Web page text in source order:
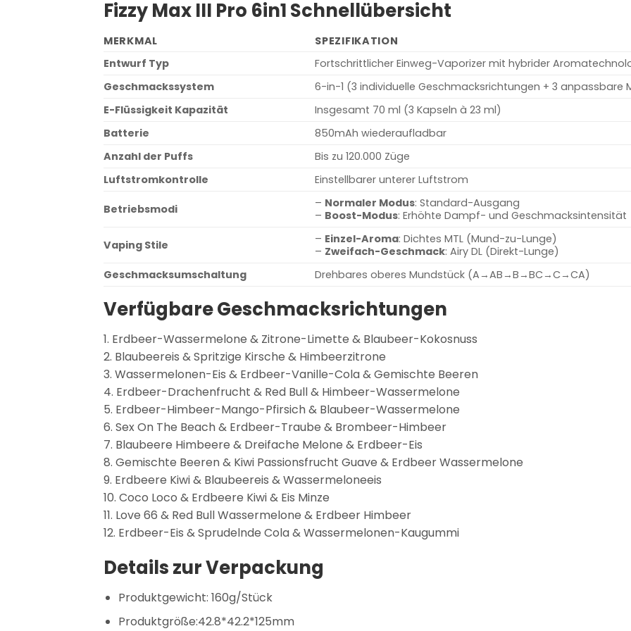
Fizzy Max III Pro 6in1 Schnellübersicht
MERKMAL
SPEZIFIKATION
Entwurf Typ
Fortschrittlicher Einweg-Vaporizer mit hybrider
Geschmackssystem
6-in-1 (3 individuelle Geschmacksrichtungen + 3 anpassbare
E-Flüssigkeit Kapazität
Insgesamt 70 ml (3 Kapseln à 23 ml)
Batterie
850mAh wiederaufladbar
Anzahl der Puffs
Bis zu 120.000 Züge
Luftstromkontrolle
Einstellbarer unterer Luftstrom
Betriebsmodi – Normaler Modus: Standard-Ausgang
– Boost-Modus: Erhöhte Dampf- und Geschmacksintensität
Vaping Stile – Einzel-Aroma: Dichtes MTL (Mund-zu-Lunge)
– Zweifach-Geschmack: Airy DL (Direkt-Lunge)
Geschmacksumschaltung
Drehbares oberes Mundstück (A→AB→B→BC→C→CA)
Verfügbare Geschmacksrichtungen
1. Erdbeer-Wassermelone & Zitrone-Limette & Blaubeer-Kokosnuss
2. Blaubeereis & Spritzige Kirsche & Himbeerzitrone
3. Wassermelonen-Eis & Erdbeer-Vanille-Cola & Gemischte Beeren
4. Erdbeer-Drachenfrucht & Red Bull & Himbeer-Wassermelone
5. Erdbeer-Himbeer-Mango-Pfirsich & Blaubeer-Wassermelone
6. Sex On The Beach & Erdbeer-Traube & Brombeer-Himbeer
7. Blaubeere Himbeere & Dreifache Melone & Erdbeer-Eis
8. Gemischte Beeren & Kiwi Passionsfrucht Guave & Erdbeer Wassermelone
9. Erdbeere Kiwi & Blaubeereis & Wassermeloneeis
10. Coco Loco & Erdbeere Kiwi & Eis Minze
11. Love 66 & Red Bull Wassermelone & Erdbeer Himbeer
12. Erdbeer-Eis & Sprudelnde Cola & Wassermelonen-Kaugummi
Details zur Verpackung
Produktgewicht: 160g/Stück
Produktgröße:42.8*42.2*125mm